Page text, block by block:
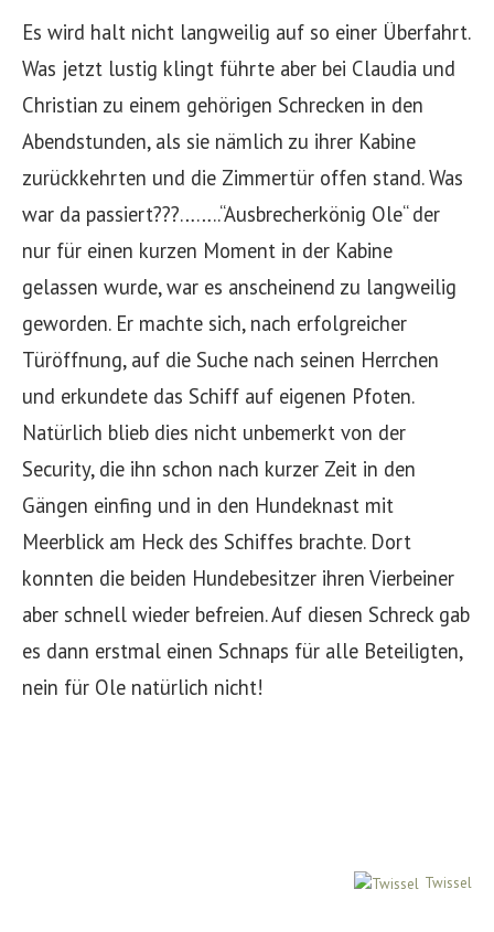
Es wird halt nicht langweilig auf so einer Überfahrt.
Was jetzt lustig klingt führte aber bei Claudia und
Christian zu einem gehörigen Schrecken in den
Abendstunden, als sie nämlich zu ihrer Kabine
zurückkehrten und die Zimmertür offen stand. Was
war da passiert???……..“Ausbrecherkönig Ole“ der
nur für einen kurzen Moment in der Kabine
gelassen wurde, war es anscheinend zu langweilig
geworden. Er machte sich, nach erfolgreicher
Türöffnung, auf die Suche nach seinen Herrchen
und erkundete das Schiff auf eigenen Pfoten.
Natürlich blieb dies nicht unbemerkt von der
Security, die ihn schon nach kurzer Zeit in den
Gängen einfing und in den Hundeknast mit
Meerblick am Heck des Schiffes brachte. Dort
konnten die beiden Hundebesitzer ihren Vierbeiner
aber schnell wieder befreien. Auf diesen Schreck gab
es dann erstmal einen Schnaps für alle Beteiligten,
nein für Ole natürlich nicht!
Twissel